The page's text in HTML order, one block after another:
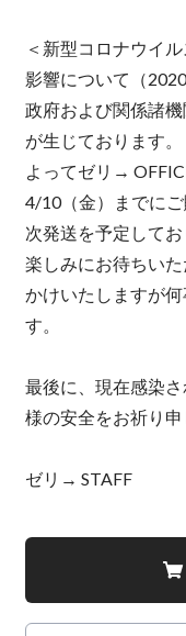
＜新型コロナウイ
影響について（
政府および関係諸
が生じております。
よってゼリ→
4/10（金）までに
次発送を予定してお
楽しみにお待ちい
かけいたしますが
す。
最後に、現在感染
様の安全をお祈り申
ゼリ→ STAFF